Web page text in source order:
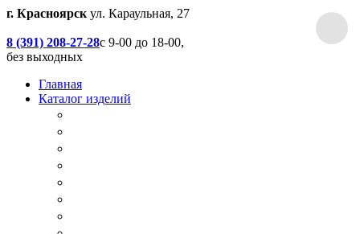
г. Красноярск ул. Караульная, 27
8 (391) 208-27-28с 9-00 до 18-00,
без выходных
Главная
Каталог изделий